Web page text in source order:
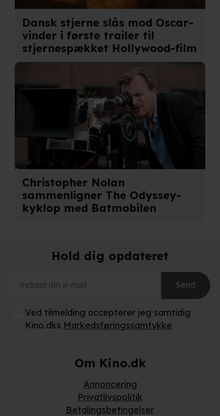
Når vi anvender cookies, behandler vi kortvarigt din IP-
adresse. IP-adressen kan blive delt med vores
partnere.Du kan læse mere om vores brug af cookies og
Dansk stjerne slås mod Oscar-
vinder i første trailer til
stjernespækket Hollywood-film
Christopher Nolan
sammenligner The Odyssey-
kyklop med Batmobilen
Hold dig opdateret
Send
Ved tilmelding accepterer jeg samtidig
Kino.dks Markedsføringssamtykke
Om Kino.dk
Annoncering
Privatlivspolitik
Betalingsbetingelser